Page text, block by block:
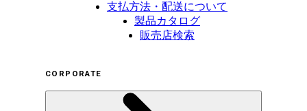
支払方法・配送について
製品カタログ
販売店検索
CORPORATE